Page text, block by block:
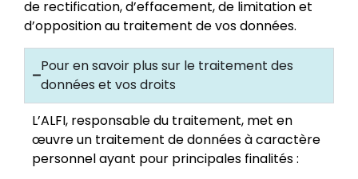
de rectification, d’effacement, de limitation et
d’opposition au traitement de vos données.
Pour en savoir plus sur le traitement des
données et vos droits
L’ALFI, responsable du traitement, met en
œuvre un traitement de données à caractère
personnel ayant pour principales finalités :